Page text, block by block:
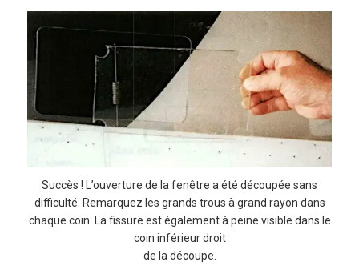
Succès ! L’ouverture de la fenêtre a été découpée sans
difficulté. Remarquez les grands trous à grand rayon dans
chaque coin. La fissure est également à peine visible dans le
coin inférieur droit
de la découpe.